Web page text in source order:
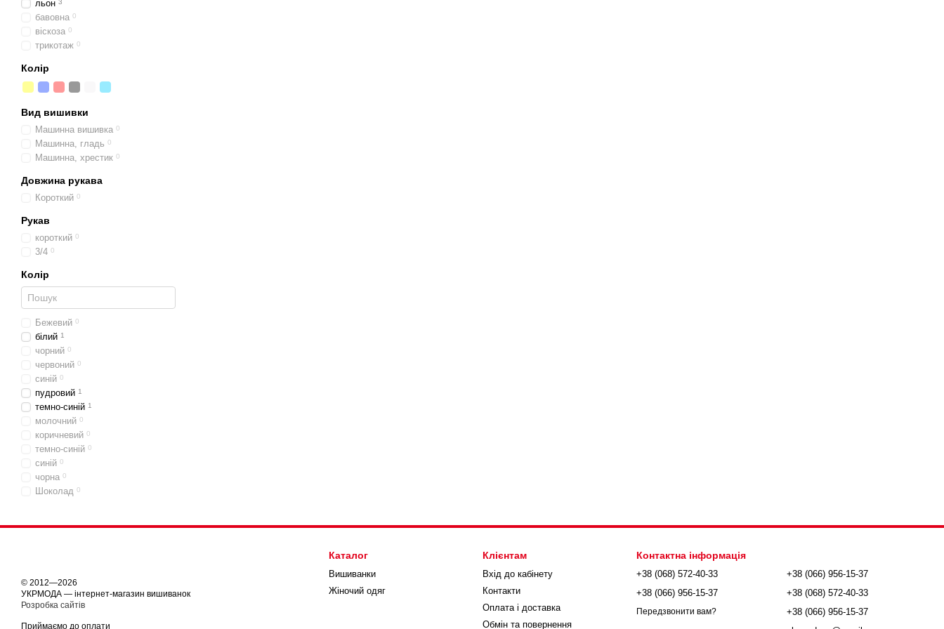
льон 3
бавовна 0
віскоза 0
трикотаж 0
Колір
Вид вишивки
Машинна вишивка 0
Машинна, гладь 0
Машинна, хрестик 0
Довжина рукава
Короткий 0
Рукав
короткий 0
3/4 0
Колір
Бежевий 0
білий 1
чорний 0
червоний 0
синій 0
пудровий 1
темно-синій 1
молочний 0
коричневий 0
темно-синій 0
синій 0
чорна 0
Шоколад 0
© 2012—2026
УКРМОДА — інтернет-магазин вишиванок
Розробка сайтів
Приймаємо до оплати
Каталог
Вишиванки
Жіночий одяг
Клієнтам
Вхід до кабінету
Контакти
Оплата і доставка
Обмін та повернення
Контактна інформація
+38 (068) 572-40-33
+38 (066) 956-15-37
Передзвонити вам?
+38 (066) 956-15-37
+38 (068) 572-40-33
+38 (066) 956-15-37